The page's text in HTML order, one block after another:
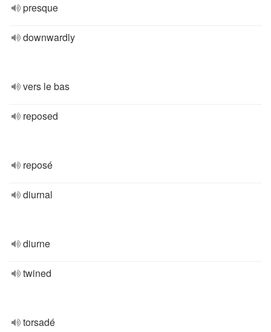
presque
downwardly
vers le bas
reposed
reposé
diurnal
diurne
twined
torsadé